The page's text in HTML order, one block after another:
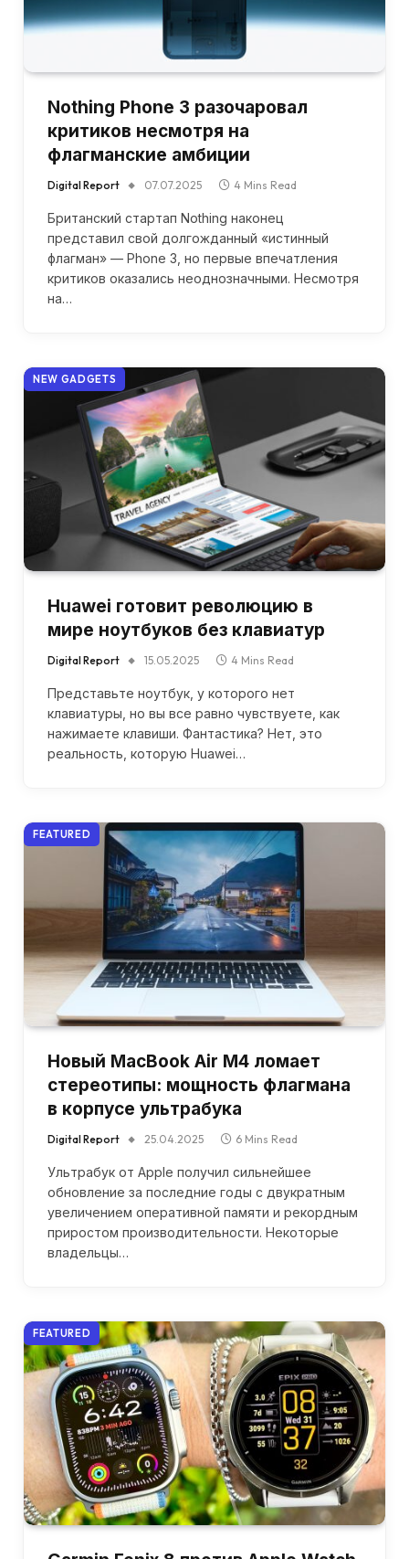
Nothing Phone 3 разочаровал
критиков несмотря на
флагманские амбиции
Digital Report 07.07.2025 4 Mins Read
Британский стартап Nothing наконец
представил свой долгожданный «истинный
флагман» — Phone 3, но первые впечатления
критиков оказались неоднозначными. Несмотря
на…
NEW GADGETS
Huawei готовит революцию в
мире ноутбуков без клавиатур
Digital Report 15.05.2025 4 Mins Read
Представьте ноутбук, у которого нет
клавиатуры, но вы все равно чувствуете, как
нажимаете клавиши. Фантастика? Нет, это
реальность, которую Huawei…
FEATURED
Новый MacBook Air M4 ломает
стереотипы: мощность флагмана
в корпусе ультрабука
Digital Report 25.04.2025 6 Mins Read
Ультрабук от Apple получил сильнейшее
обновление за последние годы с двукратным
увеличением оперативной памяти и рекордным
приростом производительности. Некоторые
владельцы…
FEATURED